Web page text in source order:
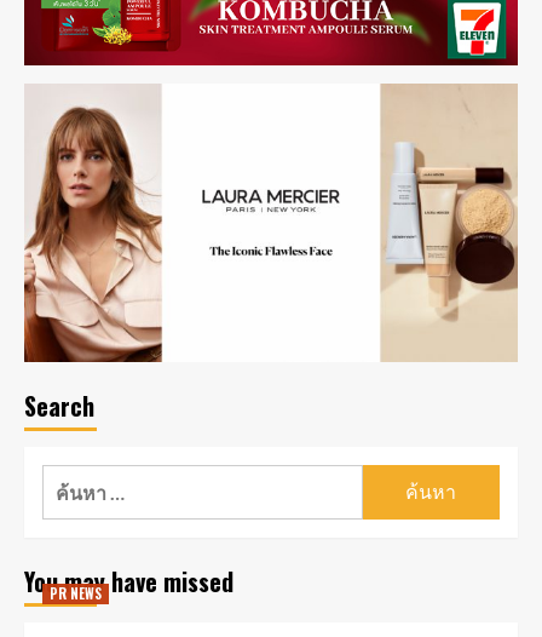
Search
You may have missed
PR NEWS